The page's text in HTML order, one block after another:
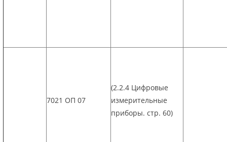
7021 ОП 07
(2.2.4 Цифровые
измерительные
приборы. стр. 60)